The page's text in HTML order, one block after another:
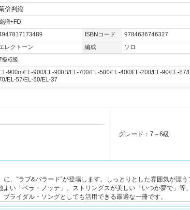
倍判縦
譜+FD
ISBNコード
9784636746327
レクトーン 編成
ソロ
級/6級
900m/EL-900/EL-900B/EL-700/EL-500/EL-400/EL-200/EL-90/EL-87/
EL-57/EL-50/EL-37
グレード：7～6級
、“ラブ&バラード”が登場します。しっとりとした雰囲気が漂う
い「ベラ・ノッテ」、ストリングスが美しい「いつか夢で」等
ライダル・ソングとしても活用できる最適な一冊です。